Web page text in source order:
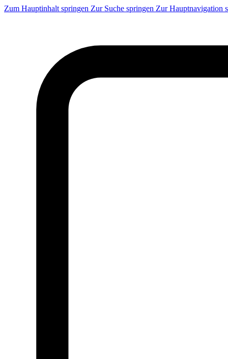
Zum Hauptinhalt springen Zur Suche springen Zur Hauptnavigation